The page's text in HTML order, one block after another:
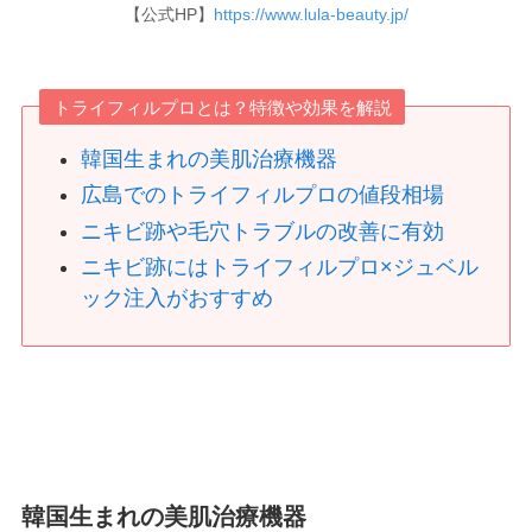
【公式HP】 https://www.lula-beauty.jp/
トライフィルプロとは？特徴や効果を解説
韓国生まれの美肌治療機器
広島でのトライフィルプロの値段相場
ニキビ跡や毛穴トラブルの改善に有効
ニキビ跡にはトライフィルプロ×ジュベル
ック注入がおすすめ
韓国生まれの美肌治療機器